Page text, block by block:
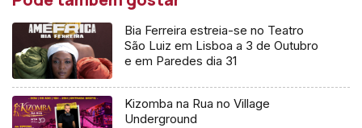
Bia Ferreira estreia-se no Teatro
São Luiz em Lisboa a 3 de Outubro
e em Paredes dia 31
Kizomba na Rua no Village
Underground